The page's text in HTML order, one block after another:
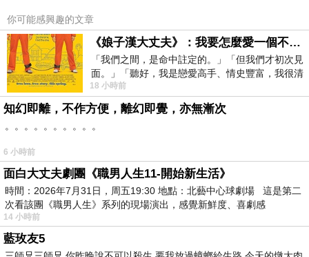
你可能感興趣的文章
《娘子漢大丈夫》：我要怎麼愛一個不存在的人？
「我們之間，是命中註定的。」「但我們才初次見
面。」「聽好，我是戀愛高手、情史豐富，我很清
楚這種感覺，你我之間的那種感覺，現
18 小時前
知幻即離，不作方便，離幻即覺，亦無漸次
。。。。。。。。。。
6 小時前
面白大丈夫劇團《職男人生11-開始新生活》
時間：2026年7月31日，周五19:30 地點：北藝中心球劇場 這是第二
次看該團《職男人生》系列的現場演出，感覺新鮮度、喜劇感
14 小時前
藍玫友5